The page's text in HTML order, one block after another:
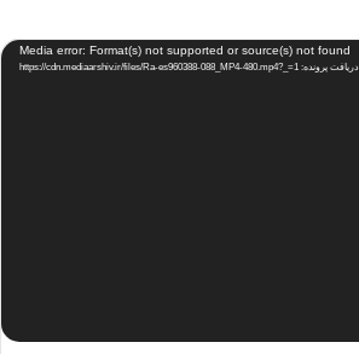
Media error: Format(s) not supported or source(s) not found
دریافت پرونده: https://cdn.mediaarshiv.ir/files/Ra-es960388-088_MP4-480.mp4?_=1